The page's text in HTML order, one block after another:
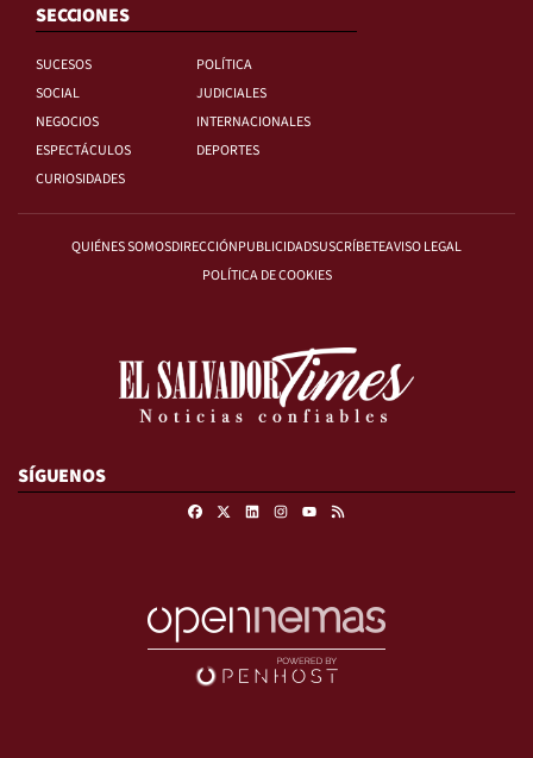
SECCIONES
SUCESOS
POLÍTICA
SOCIAL
JUDICIALES
NEGOCIOS
INTERNACIONALES
ESPECTÁCULOS
DEPORTES
CURIOSIDADES
QUIÉNES SOMOSDIRECCIÓNPUBLICIDADSUSCRÍBETEAVISO LEGAL
POLÍTICA DE COOKIES
SÍGUENOS
FacebookLinkedinInstagram